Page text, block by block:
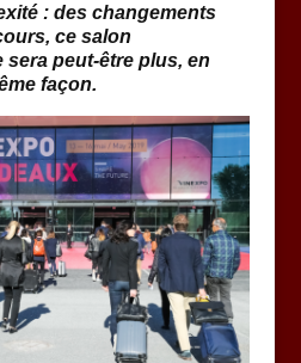
: des changements
ce salon
peut-être plus, en
façon.